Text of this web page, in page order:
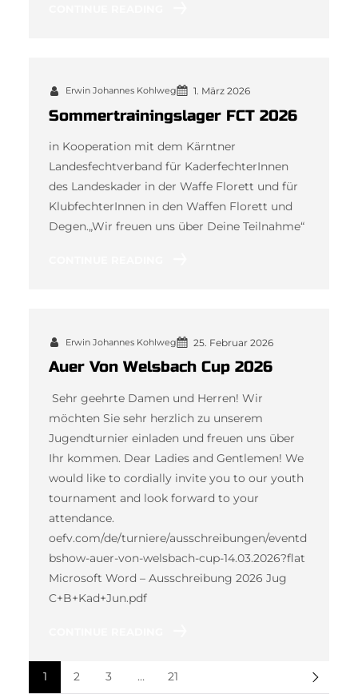
Erwin Johannes Kohlweg 1. März 2026
Sommertrainingslager FCT 2026
in Kooperation mit dem Kärntner
Landesfechtverband für KaderfechterInnen
des Landeskader in der Waffe Florett und für
KlubfechterInnen in den Waffen Florett und
Degen.„Wir freuen uns über Deine Teilnahme“
Erwin Johannes Kohlweg 25. Februar 2026
Auer Von Welsbach Cup 2026
Sehr geehrte Damen und Herren! Wir
möchten Sie sehr herzlich zu unserem
Jugendturnier einladen und freuen uns über
Ihr kommen. Dear Ladies and Gentlemen! We
would like to cordially invite you to our youth
tournament and look forward to your
attendance.
oefv.com/de/turniere/ausschreibungen/eventd
bshow-auer-von-welsbach-cup-14.03.2026?flat
Microsoft Word – Ausschreibung 2026 Jug
C+B+Kad+Jun.pdf
1 2 3 … 21